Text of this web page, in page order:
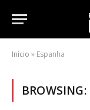
Início » Espanha
BROWSING: